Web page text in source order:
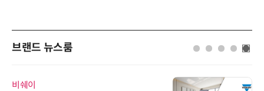
브랜드 뉴스룸
비쉐이